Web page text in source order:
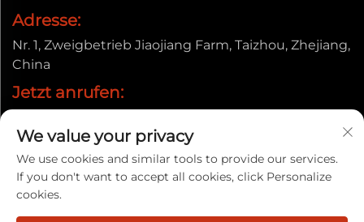
Adresse:
Nr. 1, Zweigbetrieb Jiaojiang Farm, Taizhou, Zhejiang,
China
Jetzt anrufen:
E-Mail:
[email protected]
We value your privacy
We use cookies and similar tools to provide our services.
If you don't want to accept all cookies, click Personalize
cookies.